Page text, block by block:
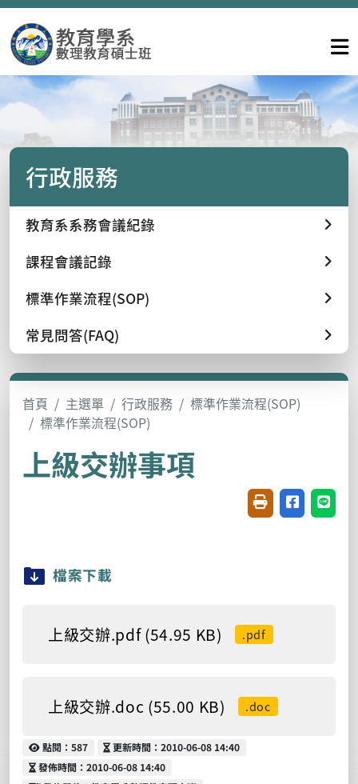
行政服務
教育系系務會議紀錄
課程會議記錄
標準作業流程(SOP)
常見問答(FAQ)
首頁 主選單 行政服務
標準作業流程(SOP)
標準作業流程(SOP)
上級交辦事項
友善列印(開新視
分享至臉書
分享
檔案下載
上級交辦.pdf (54.95 KB) .pdf
上級交辦.doc (55.00 KB) .doc
點閱
點閱：587 更新時間
更新時間：2010-06-08 14:40
發佈時間
發佈時間：2010-06-08 14:40